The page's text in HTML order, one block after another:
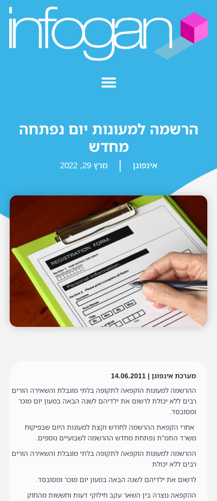
הרשמה למעונות יום נפתחה
מחדש
אינפוגן מרץ 29, 2022
מערכת אינפוגן | 14.06.2011
ההרשמה למעונות הוקפאה לתקופה בלתי מוגבלת והשאירה הורים
רבים ללא יכולת לרשום את ילדיהם לשנה הבאה במעון יום מוכר
ומסובסד.
אחרי הקפאת ההרשמה לחודש וקצת למעונות היום שבפיקוח
משרד התמ"ת נפתחת מחדש ההרשמה לשבועיים נוספים.
ההרשמה למעונות הוקפאה לתקופה בלתי מוגבלת והשאירה הורים
רבים ללא יכולת
לרשום את ילדיהם לשנה הבאה במעון יום מוכר ומסובסד.
ההקפאה נוצרה בין השאר עקב חילוקי דעות וחששות מהחוק